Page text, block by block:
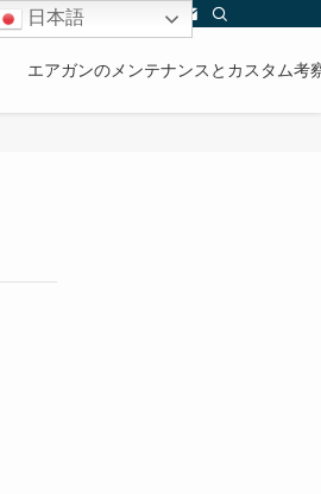
エアガンのメンテナンスとカスタム考
日本語